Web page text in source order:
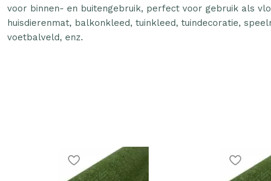
voor binnen- en buitengebruik, perfect voor gebruik als
huisdierenmat, balkonkleed, tuinkleed, tuindecoratie,
voetbalveld, enz.